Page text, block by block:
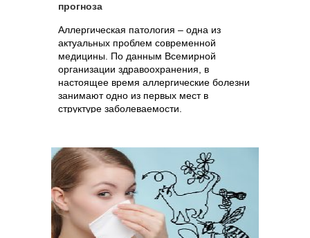
прогноза
Аллергическая патология – одна из
актуальных проблем современной
медицины. По данным Всемирной
организации здравоохранения, в
настоящее время аллергические болезни
занимают одно из первых мест в
структуре заболеваемости.